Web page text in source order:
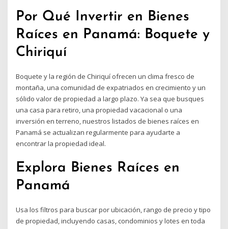
Por Qué Invertir en Bienes
Raíces en Panamá: Boquete y
Chiriquí
Boquete y la región de Chiriquí ofrecen un clima fresco de
montaña, una comunidad de expatriados en crecimiento y un
sólido valor de propiedad a largo plazo. Ya sea que busques
una casa para retiro, una propiedad vacacional o una
inversión en terreno, nuestros listados de bienes raíces en
Panamá se actualizan regularmente para ayudarte a
encontrar la propiedad ideal.
Explora Bienes Raíces en
Panamá
Usa los filtros para buscar por ubicación, rango de precio y tipo
de propiedad, incluyendo casas, condominios y lotes en toda